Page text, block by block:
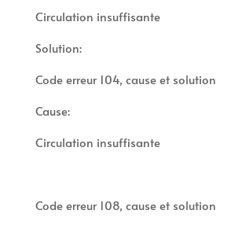
Circulation insuffisante
Solution:
Code erreur 104, cause et solution
Cause:
Circulation insuffisante
Code erreur 108, cause et solution